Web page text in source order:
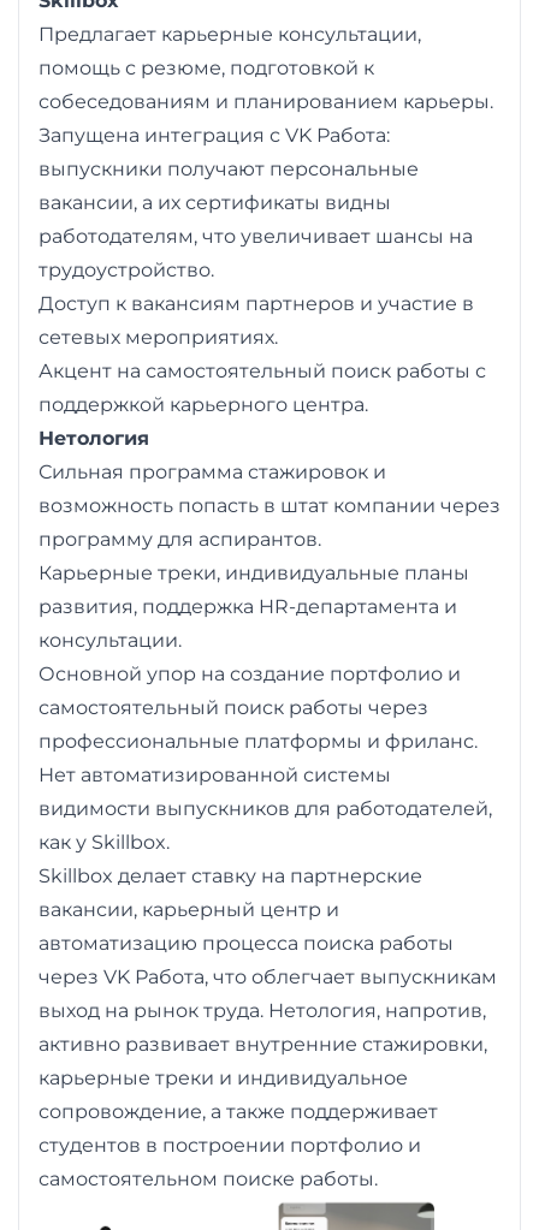
Предлагает карьерные консультации,
помощь с резюме, подготовкой к
собеседованиям и планированием карьеры.
Запущена интеграция с VK Работа:
выпускники получают персональные
вакансии, а их сертификаты видны
работодателям, что увеличивает шансы на
трудоустройство.
Доступ к вакансиям партнеров и участие в
сетевых мероприятиях.
Акцент на самостоятельный поиск работы с
поддержкой карьерного центра.
Нетология
Сильная программа стажировок и
возможность попасть в штат компании через
программу для аспирантов.
Карьерные треки, индивидуальные планы
развития, поддержка HR-департамента и
консультации.
Основной упор на создание портфолио и
самостоятельный поиск работы через
профессиональные платформы и фриланс.
Нет автоматизированной системы
видимости выпускников для работодателей,
как у Skillbox.
Skillbox делает ставку на партнерские
вакансии, карьерный центр и
автоматизацию процесса поиска работы
через VK Работа, что облегчает выпускникам
выход на рынок труда. Нетология, напротив,
активно развивает внутренние стажировки,
карьерные треки и индивидуальное
сопровождение, а также поддерживает
студентов в построении портфолио и
самостоятельном поиске работы.